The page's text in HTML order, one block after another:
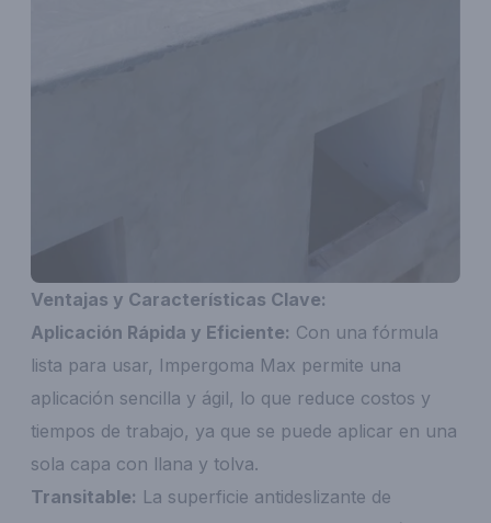
Ventajas y Características Clave:
Aplicación Rápida y Eficiente: Con una fórmula
lista para usar, Impergoma Max permite una
aplicación sencilla y ágil, lo que reduce costos y
tiempos de trabajo, ya que se puede aplicar en una
sola capa con llana y tolva.
Transitable: La superficie antideslizante de